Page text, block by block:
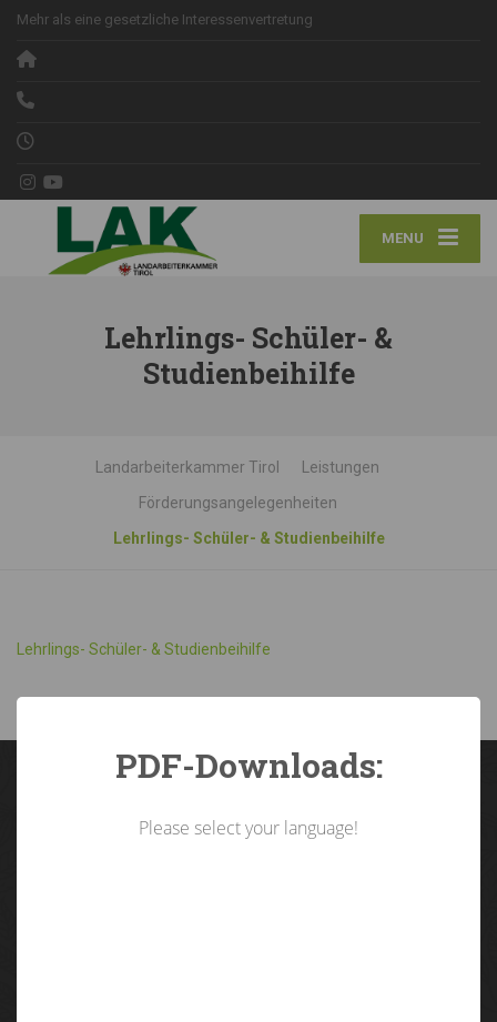
Mehr als eine gesetzliche Interessenvertretung
MENU
Lehrlings- Schüler- &
Studienbeihilfe
Landarbeiterkammer Tirol
Leistungen
Förderungsangelegenheiten
Lehrlings- Schüler- & Studienbeihilfe
Lehrlings- Schüler- & Studienbeihilfe
LandarbeiterkammerTirol
PDF-Downloads:
Please select your language!